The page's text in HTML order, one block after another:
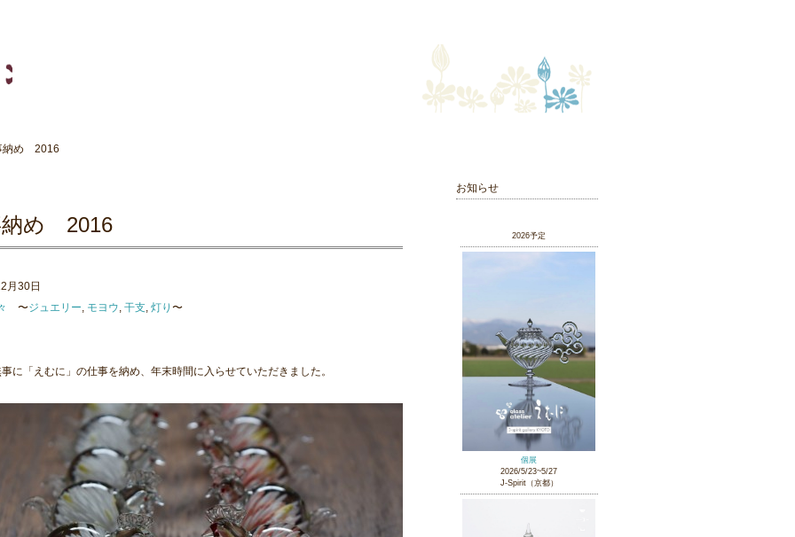
納め 2016
納め 2016
月30日
〜ジュエリー モヨウ 干支 灯り 〜
に「えむに」の仕事を納め、年末時間に入らせていただきました。
お知らせ
2026予定
個展
2026/5/23~5/27
J-Spirit（京都）